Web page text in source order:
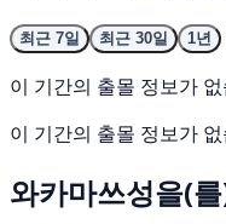
최근 7일 최근 30일 1년
이 기간의 출몰 정보가
이 기간의 출몰 정보가
와카마쓰성을(